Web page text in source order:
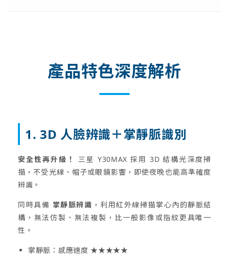
產品特色深度解析
1. 3D 人臉辨識＋掌靜脈識別
安全性再升級！
三星 Y30MAX 採用 3D 結構光深度掃
描，不受光線、帽子或眼鏡影響，即使夜晚也能高準確度
辨識。
同時具備 掌靜脈辨識 ，利用紅外線掃描掌心內的靜脈結
構，無法仿製、無法複製，比一般影像或指紋更具唯一
性。
掌靜脈：感應速度 ★★★★★